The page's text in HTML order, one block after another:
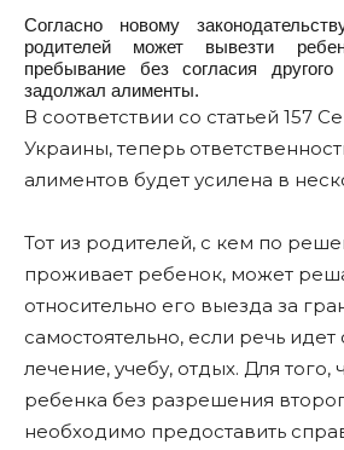
Согласно новому
родителей может вывезти
пребывание без согласия
задолжал алименты.
В соответствии со статьей 157
Украины, теперь
алиментов будет усилена в
Тот из родителей, с кем по
проживает ребенок, может
относительно его выезда за
самостоятельно, если речь
лечение, учебу, отдых. Для того,
ребенка без разрешения
необходимо предоставить